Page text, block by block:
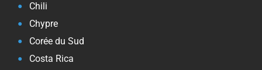
Chili
Chypre
Corée du Sud
Costa Rica